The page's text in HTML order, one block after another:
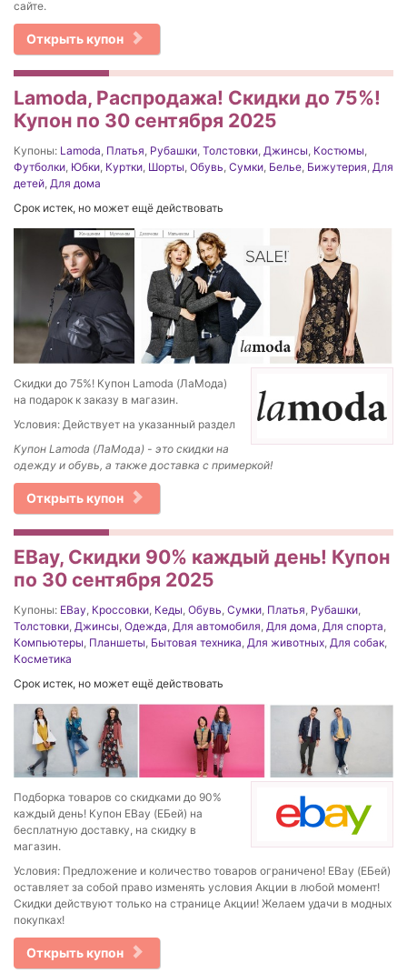
сайте.
Открыть купон
Lamoda, Распродажа! Скидки до 75%!
Купон по 30 сентября 2025
Купоны: Lamoda, Платья, Рубашки, Толстовки, Джинсы, Костюмы,
Футболки, Юбки, Куртки, Шорты, Обувь, Сумки, Белье, Бижутерия, Для
детей, Для дома
Срок истек, но может ещё действовать
Скидки до 75%! Купон Lamoda (ЛаМода)
на подарок к заказу в магазин.
Условия: Действует на указанный раздел
Купон Lamoda (ЛаМода) - это скидки на
одежду и обувь, а также доставка с примеркой!
Открыть купон
EBay, Скидки 90% каждый день! Купон
по 30 сентября 2025
Купоны: EBay Кроссовки Кеды Обувь Сумки Платья Рубашки
Толстовки Джинсы Одежда Для автомобиля Для дома Для спорта
Компьютеры Планшеты Бытовая техника Для животных Для собак
Косметика
Срок истек, но может ещё действовать
Подборка товаров со скидками до 90%
каждый день! Купон EBay (ЕБей) на
бесплатную доставку, на скидку в
магазин.
Условия: Предложение и количество товаров ограничено! EBay (ЕБей)
оставляет за собой право изменять условия Акции в любой момент!
Скидки действуют только на странице Акции! Желаем удачи в модных
покупках!
Открыть купон